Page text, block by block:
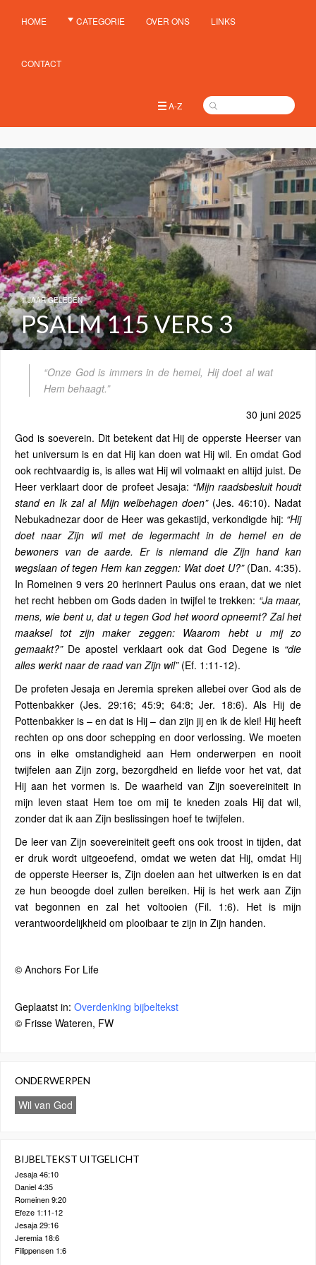
HOME CATEGORIE OVER ONS LINKS
CONTACT
A-Z
1 JAAR GELEDEN
PSALM 115 VERS 3
“Onze God is immers in de hemel, Hij doet al wat
Hem behaagt.”
30 juni 2025
God is soeverein. Dit betekent dat Hij de opperste Heerser van
het universum is en dat Hij kan doen wat Hij wil. En omdat God
ook rechtvaardig is, is alles wat Hij wil volmaakt en altijd juist. De
Heer verklaart door de profeet Jesaja: “Mijn raadsbesluit houdt
stand en Ik zal al Mijn welbehagen doen”(Jes. 46:10). Nadat
Nebukadnezar door de Heer was gekastijd, verkondigde hij: “Hij
doet naar Zijn wil met de legermacht in de hemel en de
bewoners van de aarde. Er is niemand die Zijn hand kan
wegslaan of tegen Hem kan zeggen: Wat doet U?”(Dan. 4:35).
In Romeinen 9 vers 20 herinnert Paulus ons eraan, dat we niet
het recht hebben om Gods daden in twijfel te trekken: “Ja maar,
mens, wie bent u, dat u tegen God het woord opneemt? Zal het
maaksel tot zijn maker zeggen: Waarom hebt u mij zo
gemaakt?”De apostel verklaart ook dat God Degene is “die
alles werkt naar de raad van Zijn wil”(Ef. 1:11-12).
De profeten Jesaja en Jeremia spreken allebei over God als de
Pottenbakker (Jes. 29:16; 45:9; 64:8; Jer. 18:6). Als Hij de
Pottenbakker is – en dat is Hij – dan zijn jij en ik de klei! Hij heeft
rechten op ons door schepping en door verlossing. We moeten
ons in elke omstandigheid aan Hem onderwerpen en nooit
twijfelen aan Zijn zorg, bezorgdheid en liefde voor het vat, dat
Hij aan het vormen is. De waarheid van Zijn soevereiniteit in
mijn leven staat Hem toe om mij te kneden zoals Hij dat wil,
zonder dat ik aan Zijn beslissingen hoef te twijfelen.
De leer van Zijn soevereiniteit geeft ons ook troost in tijden, dat
er druk wordt uitgeoefend, omdat we weten dat Hij, omdat Hij
de opperste Heerser is, Zijn doelen aan het uitwerken is en dat
ze hun beoogde doel zullen bereiken. Hij is het werk aan Zijn
vat begonnen en zal het voltooien (Fil. 1:6). Het is mijn
verantwoordelijkheid om plooibaar te zijn in Zijn handen.
© Anchors For Life
Geplaatst in: Overdenking bijbeltekst
© Frisse Wateren, FW
ONDERWERPEN
Wil van God
BIJBELTEKST UITGELICHT
Jesaja 46:10
Daniel 4:35
Romeinen 9:20
Efeze 1:11-12
Jesaja 29:16
Jeremia 18:6
Filippensen 1:6